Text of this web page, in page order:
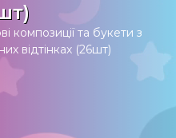
композиції та букети з
відтінках (26шт)